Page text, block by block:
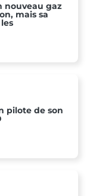
nouveau gaz
mais sa
pilote de son